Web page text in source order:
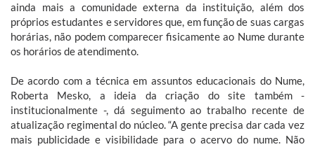
ainda mais a comunidade externa da instituição, além dos
próprios estudantes e servidores que, em função de suas cargas
horárias, não podem comparecer fisicamente ao Nume durante
os horários de atendimento.
De acordo com a técnica em assuntos educacionais do Nume,
Roberta Mesko, a ideia da criação do site também -
institucionalmente -, dá seguimento ao trabalho recente de
atualização regimental do núcleo. “A gente precisa dar cada vez
mais publicidade e visibilidade para o acervo do nume. Não